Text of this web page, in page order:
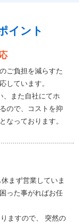
イント
ご負担を減らすた
しています。
、また自社にてホ
ので、コストを抑
なっております。
まず営業していま
った事がればお任
ますので、 突然の